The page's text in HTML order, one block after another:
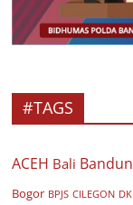
#TAGS
ACEH Bali
Bogor BPJS CILEGON DKI